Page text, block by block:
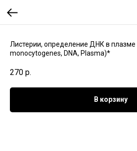
Листерии, определение ДНК в плазме
monocytogenes, DNA, Plasma)*
270 р.
В корзину